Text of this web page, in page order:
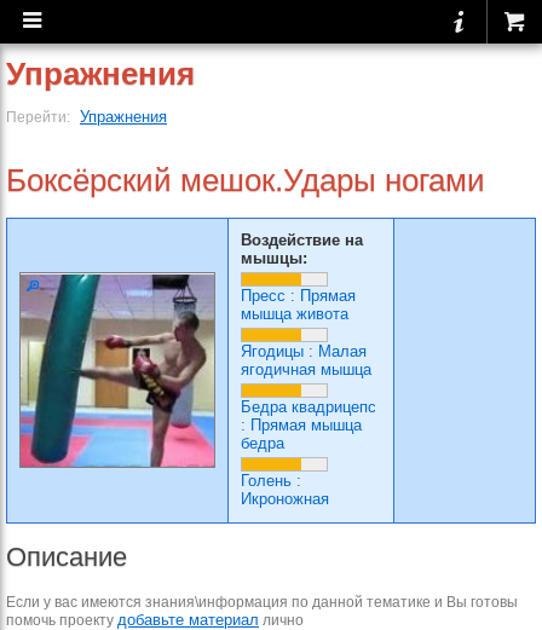
Упражнения
Перейти: Упражнения
Боксёрский мешок.Удары ногами
Воздействие на
мышцы:
Пресс : Прямая
мышца живота
Ягодицы : Малая
ягодичная мышца
Бедра квадрицепс
: Прямая мышца
бедра
Голень :
Икроножная
Описание
Если у вас имеются знания\информация по данной тематике и Вы готовы
помочь проекту добавьте материал лично